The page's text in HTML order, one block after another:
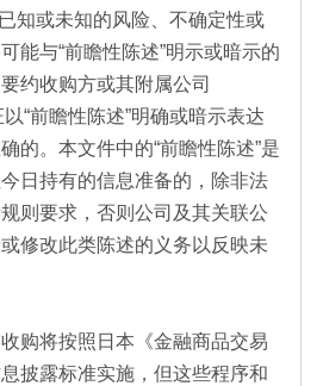
知或未知的风险、不确定性或
能与“前瞻性陈述”明示或暗示的
约收购方或其附属公司
“前瞻性陈述”明确或暗示表达
的。本文件中的“前瞻性陈述”是
日持有的信息准备的，除非法
则要求，否则公司及其关联公
修改此类陈述的义务以反映未
购将按照日本《金融商品交易
披露标准实施，但这些程序和